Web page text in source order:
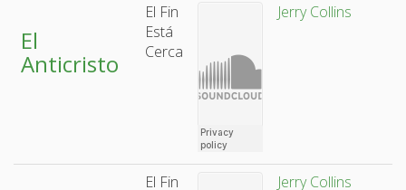
El
Anticristo
El Fin
Está
Cerca
Jerry Collins
El Fin
Jerry Collins